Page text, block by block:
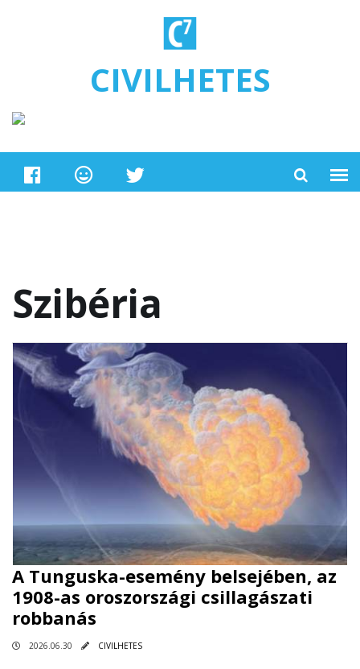
CIVILHETES
Szibéria
A Tunguska-esemény belsejében, az
1908-as oroszországi csillagászati ​​
robbanás
2026.06.30 CIVILHETES